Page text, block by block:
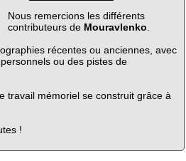
Nous remercions les différents
contributeurs de Mouravlenko
récentes ou anciennes, avec
ou des pistes de
travail mémoriel se construit grâce à
!